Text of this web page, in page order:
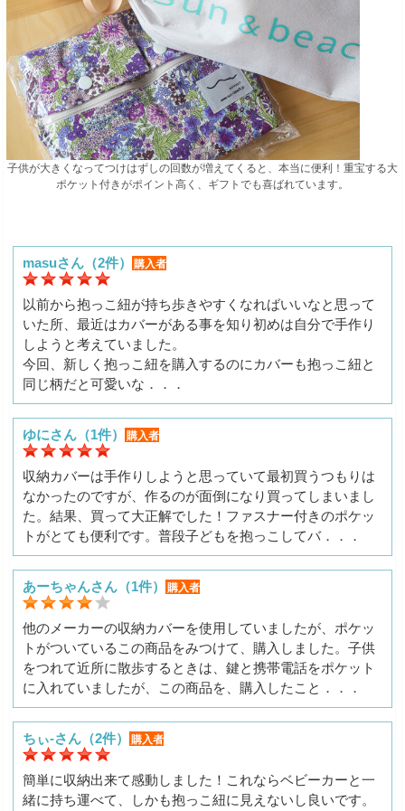
子供が大きくなってつけはずしの回数が増えてくると、本当に便利！重宝する大
ポケット付きがポイント高く、ギフトでも喜ばれています。
masuさん（2件） 購入者
以前から抱っこ紐が持ち歩きやすくなればいいなと思って
いた所、最近はカバーがある事を知り初めは自分で手作り
しようと考えていました。
今回、新しく抱っこ紐を購入するのにカバーも抱っこ紐と
同じ柄だと可愛いな．．．
ゆにさん（1件） 購入者
収納カバーは手作りしようと思っていて最初買うつもりは
なかったのですが、作るのが面倒になり買ってしまいまし
た。結果、買って大正解でした！ファスナー付きのポケッ
トがとても便利です。普段子どもを抱っこしてバ．．．
あーちゃんさん（1件） 購入者
他のメーカーの収納カバーを使用していましたが、ポケッ
トがついているこの商品をみつけて、購入しました。子供
をつれて近所に散歩するときは、鍵と携帯電話をポケット
に入れていましたが、この商品を、購入したこと．．．
ちぃ-さん（2件） 購入者
簡単に収納出来て感動しました！これならベビーカーと一
緒に持ち運べて、しかも抱っこ紐に見えないし良いです。